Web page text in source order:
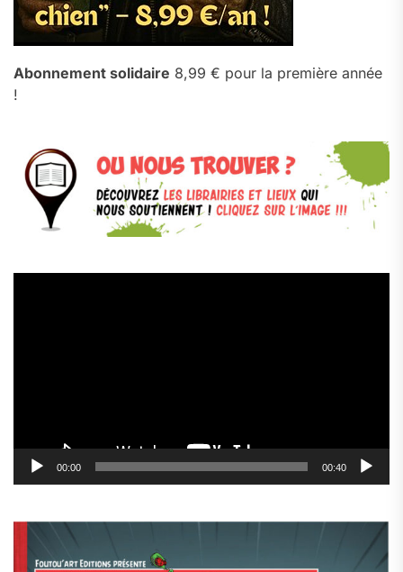
Abonnement solidaire 8,99 € pour la première année
!
00:00 00:40